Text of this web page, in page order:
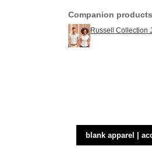
Companion
Russell Collection
blank apparel |